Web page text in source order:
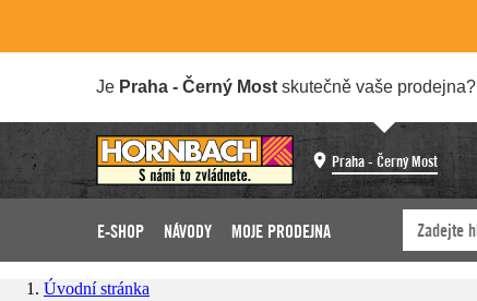
Je Praha - Černý Most skutečně vaše prodejna?
Praha - Černý Most
E-SHOP NÁVODY MOJE PRODEJNA
Úvodní stránka